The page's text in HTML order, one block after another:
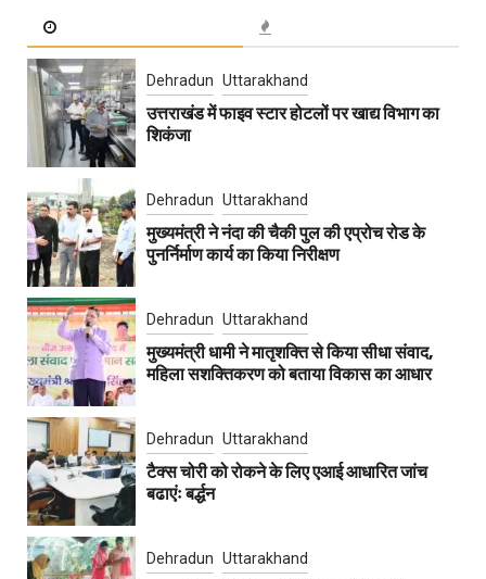
Dehradun Uttarakhand
उत्तराखंड में फाइव स्टार होटलों पर खाद्य विभाग का
शिकंजा
Dehradun Uttarakhand
मुख्यमंत्री ने नंदा की चैकी पुल की एप्रोच रोड के
पुनर्निर्माण कार्य का किया निरीक्षण
Dehradun Uttarakhand
मुख्यमंत्री धामी ने मातृशक्ति से किया सीधा संवाद,
महिला सशक्तिकरण को बताया विकास का आधार
Dehradun Uttarakhand
टैक्स चोरी को रोकने के लिए एआई आधारित जांच
बढाएंः बर्द्धन
Dehradun Uttarakhand